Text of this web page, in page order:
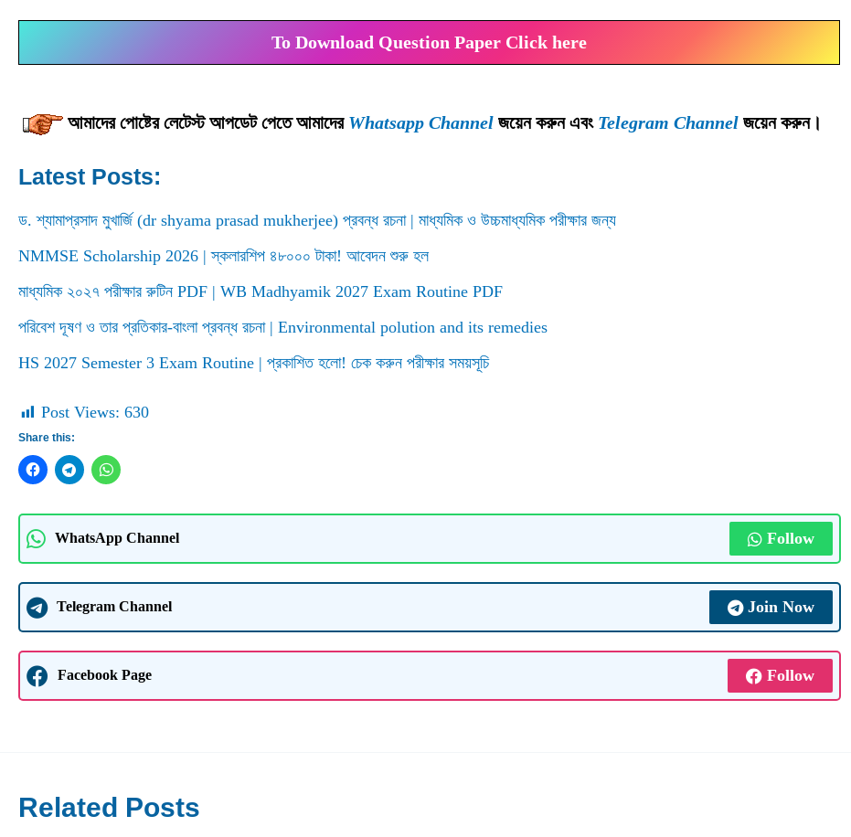
To Download Question Paper Click here
আমাদের পোষ্টের লেটেস্ট আপডেট পেতে আমাদের Whatsapp Channel জয়েন করুন এবং Telegram Channel জয়েন করুন।
Latest Posts:
ড. শ্যামাপ্রসাদ মুখার্জি (dr shyama prasad mukherjee) প্রবন্ধ রচনা | মাধ্যমিক ও উচ্চমাধ্যমিক পরীক্ষার জন্য
NMMSE Scholarship 2026 | স্কলারশিপ ৪৮০০০ টাকা! আবেদন শুরু হল
মাধ্যমিক ২০২৭ পরীক্ষার রুটিন PDF | WB Madhyamik 2027 Exam Routine PDF
পরিবেশ দূষণ ও তার প্রতিকার-বাংলা প্রবন্ধ রচনা | Environmental polution and its remedies
HS 2027 Semester 3 Exam Routine | প্রকাশিত হলো! চেক করুন পরীক্ষার সময়সূচি
Post Views: 630
Share this:
WhatsApp Channel Follow
Telegram Channel Join Now
Facebook Page Follow
Related Posts